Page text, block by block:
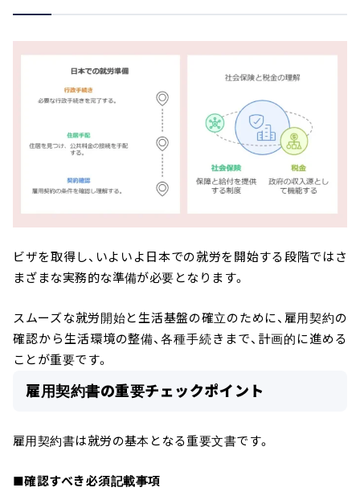
ビザを取得し、いよいよ日本での就労を開始する段階ではさ
まざまな実務的な準備が必要となります。
スムーズな就労開始と生活基盤の確立のために、雇用契約の
確認から生活環境の整備、各種手続きまで、計画的に進める
ことが重要です。
雇用契約書の重要チェックポイント
雇用契約書は就労の基本となる重要文書です。
■確認すべき必須記載事項